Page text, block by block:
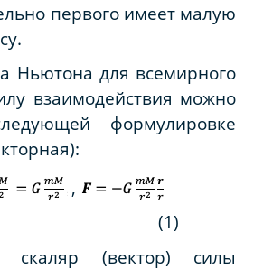
первого имеет малую
Ньютона для всемирного
взаимодействия можно
формулировке
,
(1)
(вектор) силы